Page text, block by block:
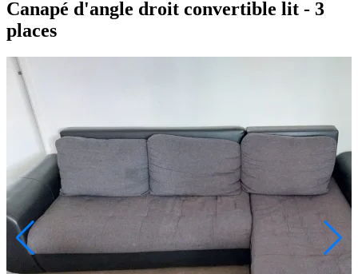
Canapé d'angle droit convertible lit - 3
places